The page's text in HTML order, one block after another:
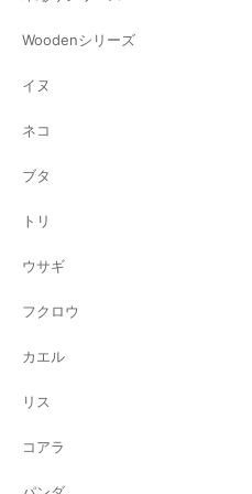
Woodenシリーズ
イヌ
ネコ
ブタ
トリ
ウサギ
フクロウ
カエル
リス
コアラ